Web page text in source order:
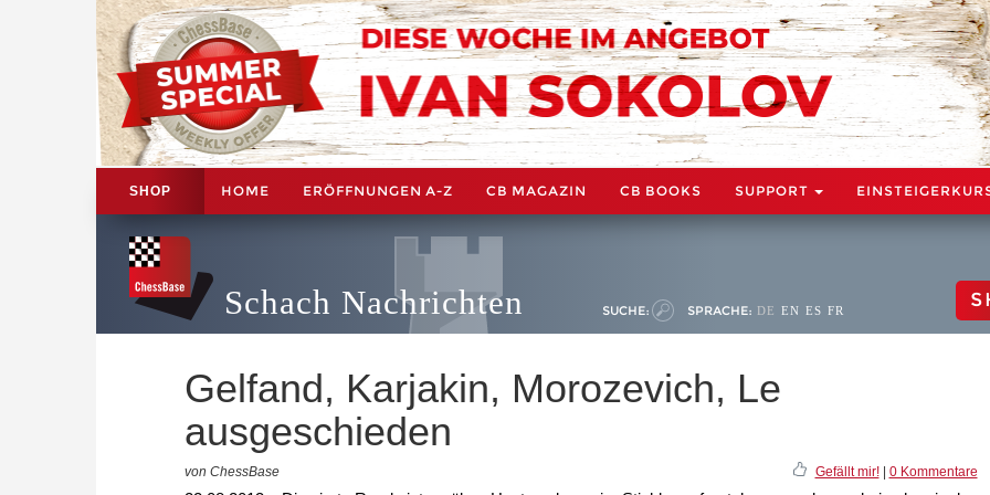
SHOP HOME ERÖFFNUNGEN A-Z CB MAGAZIN CB BOOKS SUPPORT
Schach Nachrichten SUCHE: SPRACHE: DE EN ES FR
Gelfand, Karjakin, Morozevich, Le
ausgeschieden
von ChessBase Gefällt mir!| 0 Kommentare